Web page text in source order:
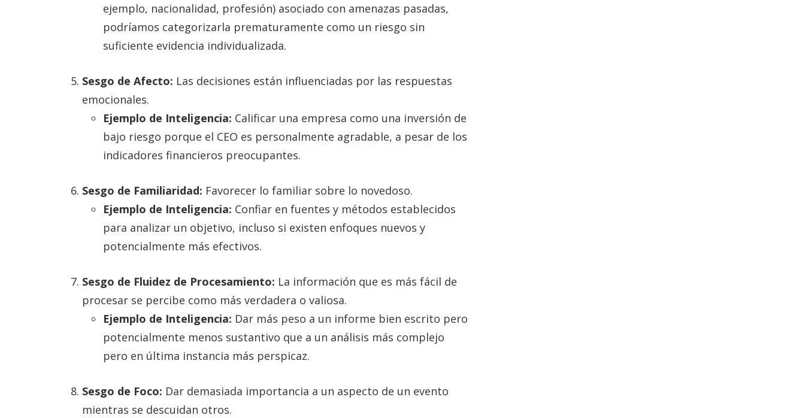
ejemplo, nacionalidad, profesión) asociado con amenazas pasadas,
podríamos categorizarla prematuramente como un riesgo sin
suficiente evidencia individualizada.
Sesgo de Afecto: Las decisiones están influenciadas por las respuestas
emocionales.
Ejemplo de Inteligencia: Calificar una empresa como una inversión de
bajo riesgo porque el CEO es personalmente agradable, a pesar de los
indicadores financieros preocupantes.
Sesgo de Familiaridad: Favorecer lo familiar sobre lo novedoso.
Ejemplo de Inteligencia: Confiar en fuentes y métodos establecidos
para analizar un objetivo, incluso si existen enfoques nuevos y
potencialmente más efectivos.
Sesgo de Fluidez de Procesamiento: La información que es más fácil de
procesar se percibe como más verdadera o valiosa.
Ejemplo de Inteligencia: Dar más peso a un informe bien escrito pero
potencialmente menos sustantivo que a un análisis más complejo
pero en última instancia más perspicaz.
Sesgo de Foco: Dar demasiada importancia a un aspecto de un evento
mientras se descuidan otros.